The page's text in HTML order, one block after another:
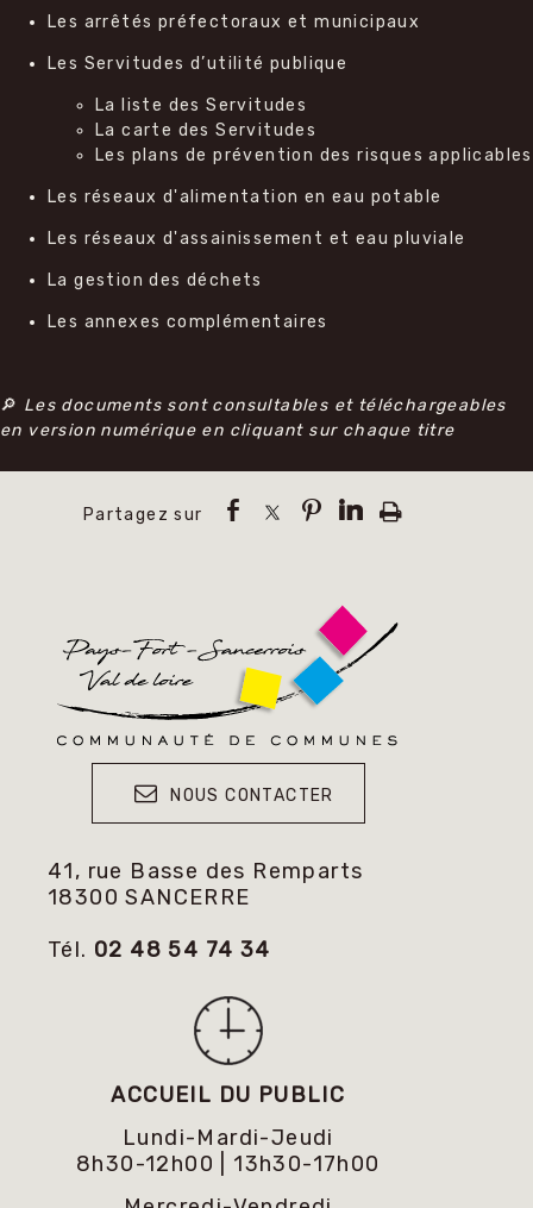
Les arrêtés préfectoraux et municipaux
Les Servitudes d’utilité publique
La liste des Servitudes
La carte des Servitudes
Les plans de prévention des risques applicables
Les réseaux d'alimentation en eau potable
Les réseaux d'assainissement et eau pluviale
La gestion des déchets
Les annexes complémentaires
🔎 Les documents sont consultables et téléchargeables
en version numérique en cliquant sur chaque titre
NOUS CONTACTER
41, rue Basse des Remparts
18300 SANCERRE
Tél. 02 48 54 74 34
ACCUEIL DU PUBLIC
Lundi-Mardi-Jeudi
8h30-12h00 | 13h30-17h00